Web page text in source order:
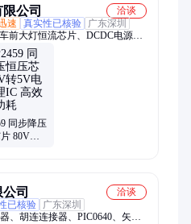
公司
洽谈
速 真实性已核验
广东深圳
前大灯恒流芯片、DCDC电源芯
升压恒流IC、LDO稳压芯片、
管、锂电池保护芯片、充电管理
同步降压
80V转
司
洽谈
已核验
广东深圳
、胡连连接器、PIC0640、矢崎